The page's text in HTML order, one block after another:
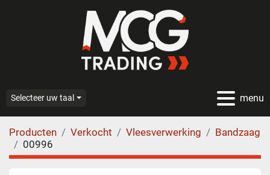
menu
Selecteer uw taal
Producten Verkocht Vleesverwerking
Bandzaag
00996